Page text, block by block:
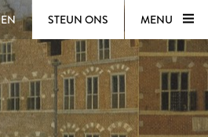
EN STEUN ONS MENU